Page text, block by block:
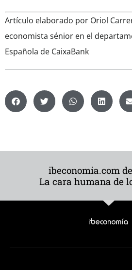
Artículo elaborado por Oriol
economista sénior en el
Española de CaixaBank
ibeconomia.com
La cara humana de